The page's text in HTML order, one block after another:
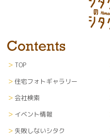
TOP
住宅フォトギャラリー
会社検索
イベント情報
失敗しないシタク